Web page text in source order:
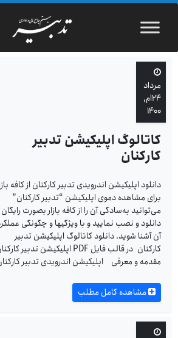
مرداد
۲۴ام,
۱۴۰۰
کاتالوگ اپلیکیشن تدبیر
کارکنان
دانلود اپلیکیشن اندرویدی تدبیر کارکنان از کافه بازار
برای مشاهده دموی اپلیکیشن “تدبیر کارکنان”
می‌توانید به‌سادگی آن را از کافه بازار بصورت رایگان
دانلود و نصب نمایید و با ویژگیها و چگونگی عملکرد
آن آشنا شوید.‌ دانلود کاتالوگ اپلیکیشن تدبیر
کارکنان در قالب فایل PDF اپلیکیشن تدبیر کارکنان
مقدمه و معرفی اپلیکیشن اندرویدی تدبیر کارکنان
مشاهده کامل مطلب